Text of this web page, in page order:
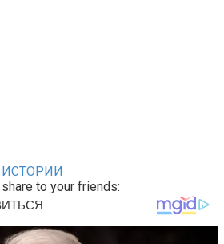
ИСТОРИИ
to your friends: